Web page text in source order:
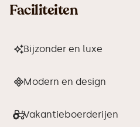
Faciliteiten
Bijzonder en luxe
Modern en design
Vakantieboerderijen